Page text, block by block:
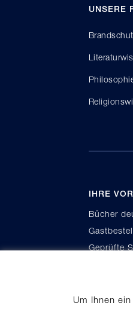
Um Ihnen
UNSERE
IHRE
Bücher
Geprüfte